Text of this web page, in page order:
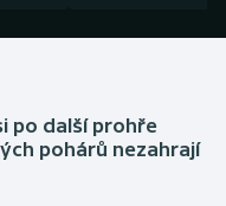
po další prohře
pohárů nezahrají